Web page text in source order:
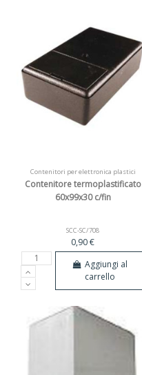
Contenitori per elettronica plastici
Contenitore termoplastificato
60x99x30 c/fin
SCC-SC/708
0,90 €
Aggiungi al
carrello